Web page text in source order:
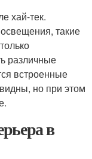
хай-тек.
такие
различные
встроенные
но при этом
в